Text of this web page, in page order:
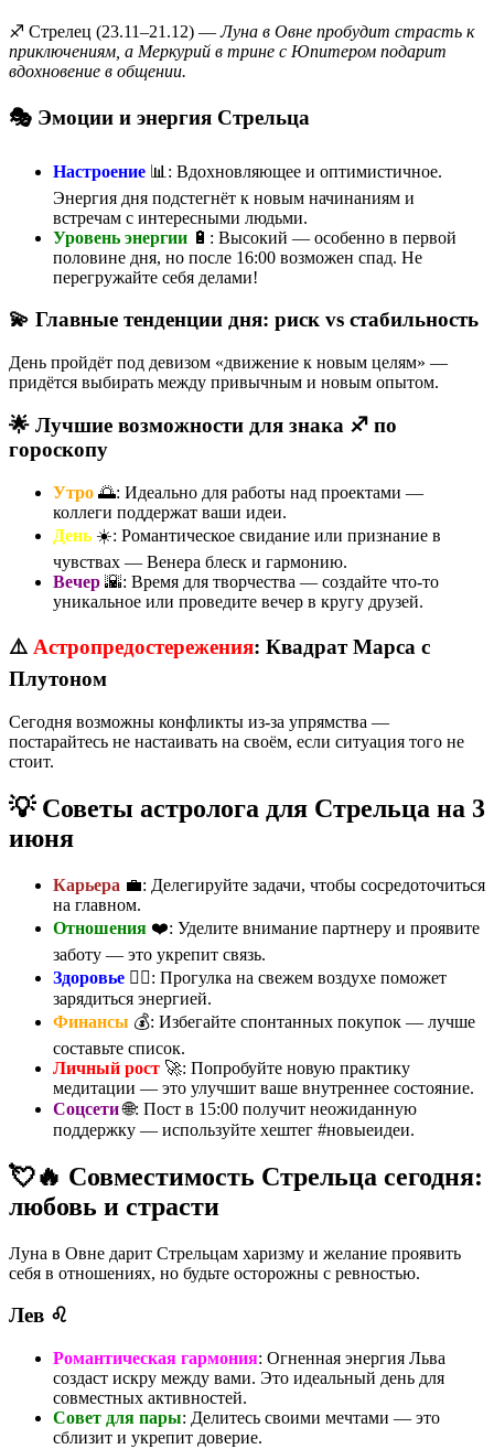
♐️ Стрелец (23.11–21.12) —Луна в Овне пробудит страсть к
приключениям, а Меркурий в трине с Юпитером подарит
вдохновение в общении.
🎭 Эмоции и энергия Стрельца
Настроение 📊: Вдохновляющее и оптимистичное.
Энергия дня подстегнёт к новым начинаниям и
встречам с интересными людьми.
Уровень энергии 🔋: Высокий — особенно в первой
половине дня, но после 16:00 возможен спад. Не
перегружайте себя делами!
💫 Главные тенденции дня: риск vs стабильность
День пройдёт под девизом «движение к новым целям» —
придётся выбирать между привычным и новым опытом.
🌟 Лучшие возможности для знака ♐ по
гороскопу
Утро 🌅: Идеально для работы над проектами —
коллеги поддержат ваши идеи.
День ☀️: Романтическое свидание или признание в
чувствах — Венера блеск и гармонию.
Вечер 🌇: Время для творчества — создайте что-то
уникальное или проведите вечер в кругу друзей.
⚠️ Астропредостережения: Квадрат Марса с
Плутоном
Сегодня возможны конфликты из-за упрямства —
постарайтесь не настаивать на своём, если ситуация того не
стоит.
💡 Советы астролога для Стрельца на 3
июня
Карьера 💼: Делегируйте задачи, чтобы сосредоточиться
на главном.
Отношения ❤️: Уделите внимание партнеру и проявите
заботу — это укрепит связь.
Здоровье 🏃‍♀️: Прогулка на свежем воздухе поможет
зарядиться энергией.
Финансы 💰: Избегайте спонтанных покупок — лучше
составьте список.
Личный рост 🚀: Попробуйте новую практику
медитации — это улучшит ваше внутреннее состояние.
Соцсети🌐: Пост в 15:00 получит неожиданную
поддержку — используйте хештег #новыеидеи.
💘🔥 Совместимость Стрельца сегодня:
любовь и страсти
Луна в Овне дарит Стрельцам харизму и желание проявить
себя в отношениях, но будьте осторожны с ревностью.
Лев ♌
Романтическая гармония: Огненная энергия Льва
создаст искру между вами. Это идеальный день для
совместных активностей.
Совет для пары: Делитесь своими мечтами — это
сблизит и укрепит доверие.